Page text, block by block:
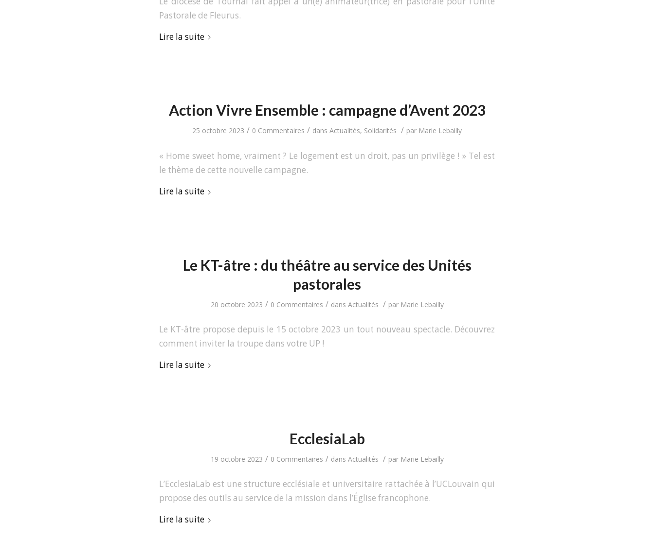
Pastorale de Fleurus.
Lire la suite
Action Vivre Ensemble : campagne d’Avent 2023
25 octobre 2023 / 0 Commentaires / dans Actualités, Solidarités / par Marie Lebailly
« Home sweet home, vraiment ? Le logement est un droit, pas un privilège ! » Tel est
le thème de cette nouvelle campagne.
Lire la suite
Le KT-âtre : du théâtre au service des Unités
pastorales
20 octobre 2023 / 0 Commentaires / dans Actualités / par Marie Lebailly
Le KT-âtre propose depuis le 15 octobre 2023 un tout nouveau spectacle. Découvrez
comment inviter la troupe dans votre UP !
Lire la suite
EcclesiaLab
19 octobre 2023 / 0 Commentaires / dans Actualités / par Marie Lebailly
L’EcclesiaLab est une structure ecclésiale et universitaire rattachée à l’UCLouvain qui
propose des outils au service de la mission dans l’Église francophone.
Lire la suite